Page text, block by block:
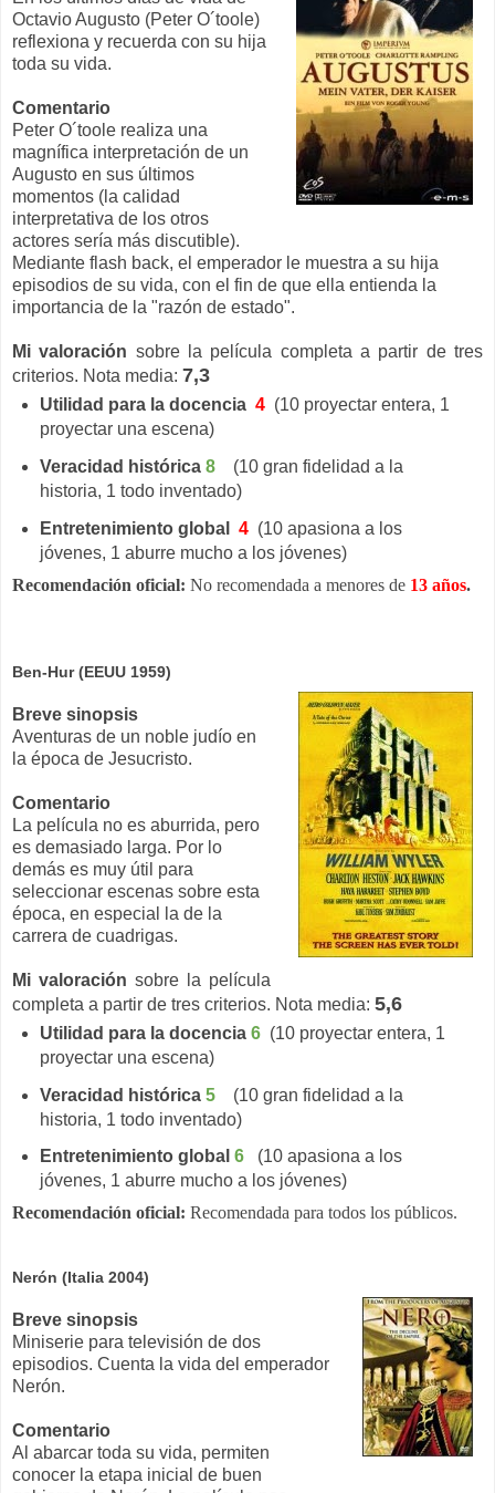
Octavio Augusto (Peter O´toole)
reflexiona y recuerda con su hija
toda su vida.
Comentario
Peter O´toole realiza una
magnífica interpretación de un
Augusto en sus últimos
momentos (la calidad
interpretativa de los otros
actores sería más discutible).
Mediante flash back, el emperador le muestra a su hija
episodios de su vida, con el fin de que ella entienda la
importancia de la "razón de estado".
Mi valoración sobre la película completa a partir de tres
criterios. Nota media: 7,3
Utilidad para la docencia 4 (10 proyectar entera, 1
proyectar una escena)
Veracidad histórica 8
(10 gran fidelidad a la
historia, 1 todo inventado)
Entretenimiento global
4(10 apasiona a los
jóvenes, 1 aburre mucho a los jóvenes)
Recomendación oficial: No recomendada a menores de 13 años.
Ben-Hur (EEUU 1959)
Breve sinopsis
Aventuras de un noble judío en
la época de Jesucristo.
Comentario
La película no es aburrida, pero
es demasiado larga. Por lo
demás es muy útil para
seleccionar escenas sobre esta
época, en especial la de la
carrera de cuadrigas.
Mi valoraciónsobre la película
completa a partir de tres criterios. Nota media: 5,6
Utilidad para la docencia 6 (10 proyectar entera, 1
proyectar una escena)
Veracidad histórica 5
(10 gran fidelidad a la
historia, 1 todo inventado)
Entretenimiento global 6(10 apasiona a los
jóvenes, 1 aburre mucho a los jóvenes)
Recomendación oficial: Recomendada para todos los públicos.
Nerón (Italia 2004)
Breve sinopsis
Miniserie para televisión de dos
episodios. Cuenta la vida del emperador
Nerón.
Comentario
Al abarcar toda su vida, permiten
conocer la etapa inicial de buen